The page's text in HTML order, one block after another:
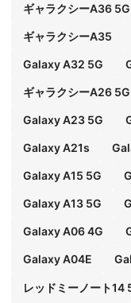
ギャラクシーA36 5G
ギャラクシーA35
Galaxy A32 5G
ギャラクシーA26 5G
Galaxy A23 5G
Galaxy A21s
Galaxy A15 5G
Galaxy A13 5G
Galaxy A06 4G
Galaxy A04E
レッドミーノート14